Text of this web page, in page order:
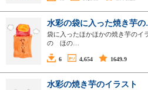
水彩の袋に入った焼き芋
袋に入ったほかほかの焼き芋のイ
の ほの…
6 4,654 1649.9
水彩の焼き芋のイラスト